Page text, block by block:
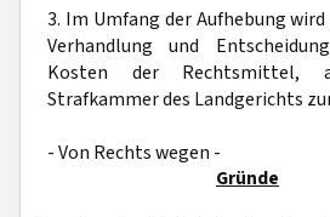
3. Im Umfang der Aufhebung wird
Verhandlung und
Kosten der Rechtsmittel,
Strafkammer des Landgerichts
- Von Rechts wegen -
Gründe